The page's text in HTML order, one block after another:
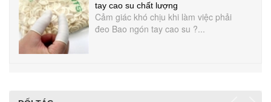
tay cao su chất lượng
Cảm giác khó chịu khi làm việc phải
đeo Bao ngón tay cao su ?...